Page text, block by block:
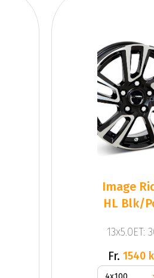
Image
HL Blk/
13x5.0ET:
Fr. 1540